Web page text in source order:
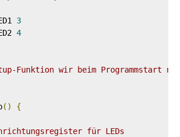
3
4
Funktion wir beim Programmstart
() {
für LEDs